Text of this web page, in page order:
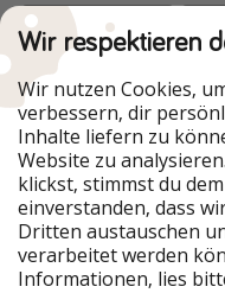
Urlaubspiraten ist
Unsere Märkte
PiratinViaggio
VakantiePiraten
VoyagesPirates
Urlaubspiraten
TravelPirates
Wir respektieren
Wir nutzen Cookies,
verbessern, dir
Inhalte liefern zu
Website zu
klickst, stimmst du
einverstanden, dass
Dritten austauschen
verarbeitet werden
Informationen, lies